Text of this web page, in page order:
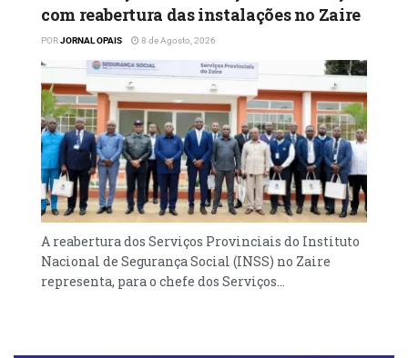
com reabertura das instalações no Zaire
PORJORNAL OPAIS 8 de Agosto, 2026
A reabertura dos Serviços Provinciais do Instituto
Nacional de Segurança Social (INSS) no Zaire
representa, para o chefe dos Serviços...